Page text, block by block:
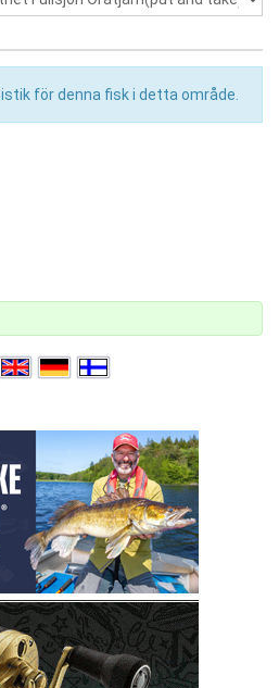
för denna fisk i detta område.